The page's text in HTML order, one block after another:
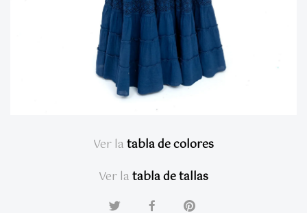
Ver latabla de colores
Ver latabla de tallas